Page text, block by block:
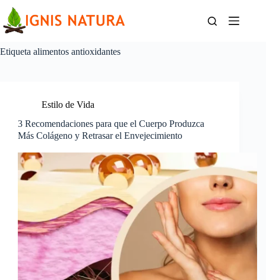
contenido
Etiqueta alimentos antioxidantes
Estilo de Vida
3 Recomendaciones para que el Cuerpo Produzca
Más Colágeno y Retrasar el Envejecimiento